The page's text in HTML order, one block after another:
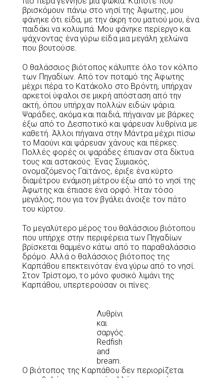
βρισκόμουν πάνω στο νησί της Άφωτης, μου
φάνηκε ότι είδα, με την άκρη του ματιού μου, ένα
παιδάκι να κολυμπά. Μου φάνηκε περίεργο και
ψάχνοντας ένα γύρω είδα μια μεγάλη χελώνα
που βουτούσε.
Ο θαλάσσιος βιότοπος κάλυπτε όλο τον κόλπο
των Πηγαδίων. Από τον ποταμό της Άφωτης
μέχρι πέρα το Κατάκολο στο Βρόντη, υπήρχαν
αρκετοί ύφαλοι σε μικρή απόσταση από την
ακτή, όπου υπήρχαν πολλών ειδών ψάρια.
Ψαράδες, ακόμα και παιδιά, πήγαιναν με βάρκες
έξω από το Δεσποτικό και ψάρευαν λυθρίνια με
καθετή. Άλλοι πήγαινα στην Μάντρα μέχρι πίσω
το Μαούνι και ψάρευαν χάνους και πέρκες.
Πολλές φορές οι ψαράδες έπιαναν στα δίκτυα
τους και αστακούς. Ένας Συμιακός,
ονομαζόμενος Γαϊτάνος, έριξε ένα κύρτο
διαμέτρου ενάμιση μέτρου έξω από το νησί της
Άφωτης και έπιασε ένα ορφό. Ήταν τόσο
μεγάλος, που για τον βγάλει άνοιξε τον πάτο
του κύρτου.
Το μεγαλύτερο μέρος του θαλάσσιου βιότοπου
που υπήρχε στην περιφέρεια των Πηγαδίων
βρίσκεται θαμμένο κάτω από το παραθαλάσσιο
δρόμο. Αλλά ο θαλάσσιος βιότοπος της
Καρπάθου επεκτεινόταν ένα γύρω από το νησί.
Στον Τρίστομο, το μόνο φυσικό λιμάνι της
Καρπάθου, υπερτερούσαν οι πίνες.
Λυθρίνι
και
σαργός.
Redfish
and
bream.
Ο βιότοπος της Καρπάθου δεν περιορίζεται